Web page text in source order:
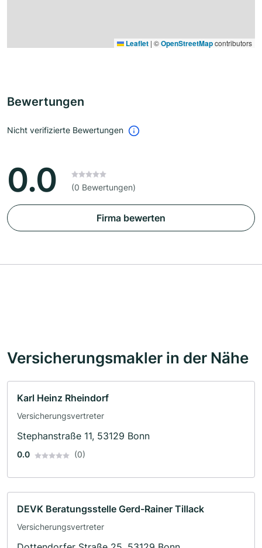
Leaflet | ©OpenStreetMapcontributors
Bewertungen
Nicht verifizierte Bewertungen
0.0 (0 Bewertungen)
Firma bewerten
Versicherungsmakler in der Nähe
Karl Heinz Rheindorf
Versicherungsvertreter
Stephanstraße 11, 53129 Bonn
0.0 (0)
DEVK Beratungsstelle Gerd-Rainer Tillack
Versicherungsvertreter